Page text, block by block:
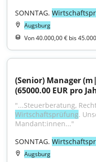
SONNTAG.
Augsburg
Von 40.000,00 € bis
(Senior) Manager
(65000.00 EUR pro
Wirtschaftsprüfung.
Mandant:innen..."
SONNTAG.
Augsburg